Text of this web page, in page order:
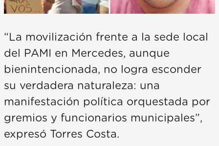
“La movilización frente a la sede local
del PAMI en Mercedes, aunque
bienintencionada, no logra esconder
su verdadera naturaleza: una
manifestación política orquestada por
gremios y funcionarios municipales”,
expresó Torres Costa.